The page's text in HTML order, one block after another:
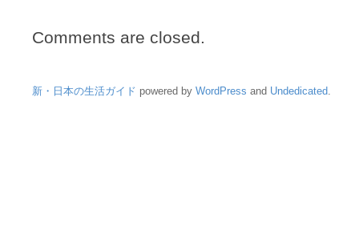
Comments are closed.
新・日本の生活ガイド powered by WordPress and Undedicated.